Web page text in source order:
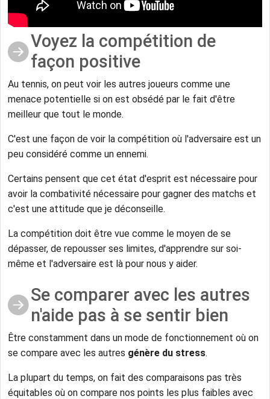
Voyez la compétition de
façon positive
Au tennis, on peut voir les autres joueurs comme une
menace potentielle si on est obsédé par le fait d'être
meilleur que tout le monde.
C'est une façon de voir la compétition où l'adversaire est un
peu considéré comme un ennemi.
Certains pensent que cet état d'esprit est nécessaire pour
avoir la combativité nécessaire pour gagner des matchs et
c'est une attitude que je déconseille.
La compétition doit être vue comme le moyen de se
dépasser, de repousser ses limites, d'apprendre sur soi-
même et l'adversaire est là pour nous y aider.
Se comparer avec les autres
n'aide pas à se sentir bien
Être constamment dans un mode de fonctionnement où on
se compare avec les autres génère du stress.
La plupart du temps, on fait des comparaisons pas très
équitables où on compare nos points les plus faibles avec